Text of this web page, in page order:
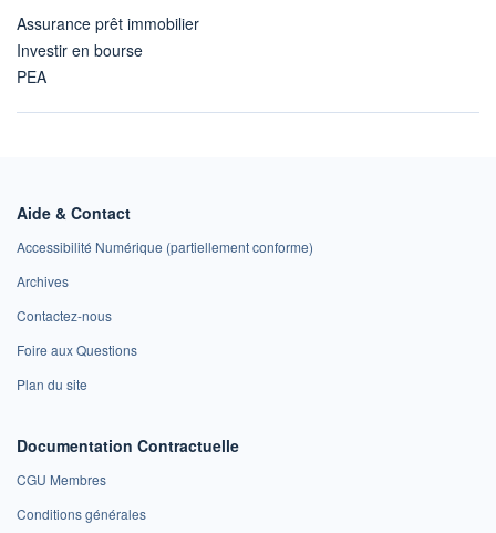
Assurance prêt immobilier
Investir en bourse
PEA
Aide & Contact
Accessibilité Numérique (partiellement conforme)
Archives
Contactez-nous
Foire aux Questions
Plan du site
Documentation Contractuelle
CGU Membres
Conditions générales